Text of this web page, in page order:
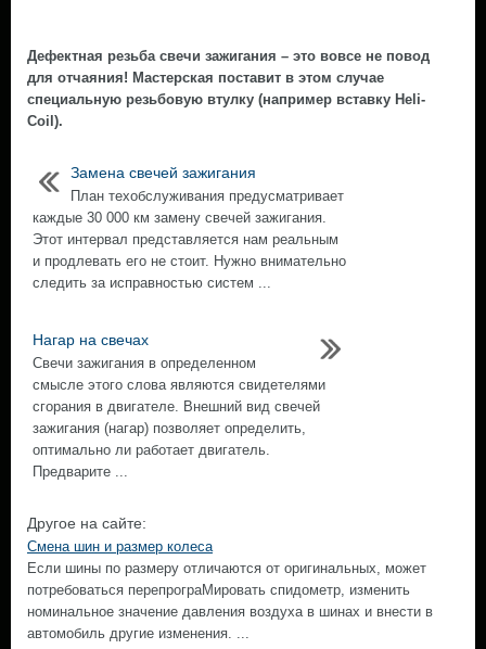
Дефектная резьба свечи зажигания – это вовсе не повод
для отчаяния! Мастерская поставит в этом случае
специальную резьбовую втулку (например вставку Heli-
Coil).
Замена свечей зажигания
План техобслуживания предусматривает
каждые 30 000 км замену свечей зажигания.
Этот интервал представляется нам реальным
и продлевать его не стоит. Нужно внимательно
следить за исправностью систем ...
Нагар на свечах
Свечи зажигания в определенном
смысле этого слова являются свидетелями
сгорания в двигателе. Внешний вид свечей
зажигания (нагар) позволяет определить,
оптимально ли работает двигатель.
Предварите ...
Другое на сайте:
Смена шин и размер колеса
Если шины по размеру отличаются от оригинальных, может
потребоваться перепрограМировать спидометр, изменить
номинальное значение давления воздуха в шинах и внести в
автомобиль другие изменения. ...